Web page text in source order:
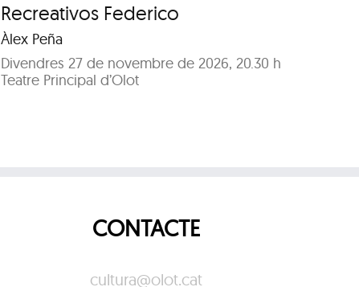
Recreativos Federico
Àlex Peña
Divendres 27 de novembre de 2026, 20.30 h
Teatre Principal d’Olot
CONTACTE
cultura@olot.cat